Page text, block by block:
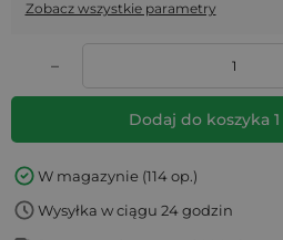
Zobacz wszystkie parametry
–
Dodaj do koszyka 1
W magazynie (114 op.)
Wysyłka w ciągu 24 godzin